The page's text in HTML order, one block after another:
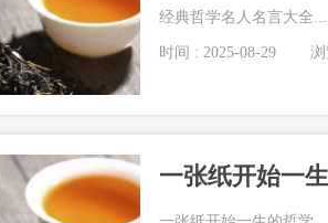
经典哲学名人名言大全...
时间 : 2025-08-29 浏
一张纸开始一